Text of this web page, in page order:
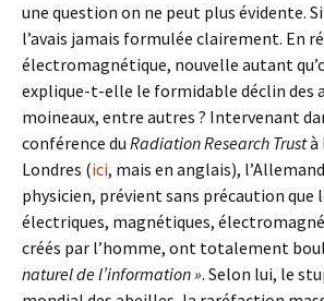
une question on ne peut plus évidente.
l’avais jamais formulée clairement. En
électromagnétique, nouvelle autant
explique-t-elle le formidable déclin des
moineaux, entre autres ? Intervenant
conférence du Radiation Research Trustà
Londres (ici, mais en anglais),
physicien, prévient sans précaution que
électriques, magnétiques,
créés par l’homme, ont totalement
naturel de l’information ». Selon lui, le